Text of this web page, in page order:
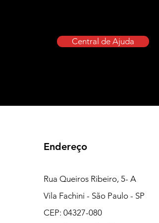
Central de Ajuda
Endereço
Rua Queiros Ribeiro, 5- A
Vila Fachini - São Paulo - SP
CEP: 04327-080